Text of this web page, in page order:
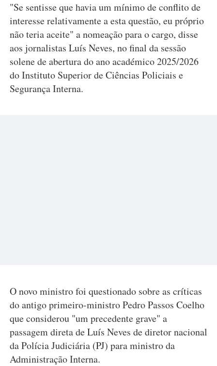
"Se sentisse que havia um mínimo de conflito de
interesse relativamente a esta questão, eu próprio
não teria aceite" a nomeação para o cargo, disse
aos jornalistas Luís Neves, no final da sessão
solene de abertura do ano académico 2025/2026
do Instituto Superior de Ciências Policiais e
Segurança Interna.
O novo ministro foi questionado sobre as críticas
do antigo primeiro-ministro Pedro Passos Coelho
que considerou "um precedente grave" a
passagem direta de Luís Neves de diretor nacional
da Polícia Judiciária (PJ) para ministro da
Administração Interna.